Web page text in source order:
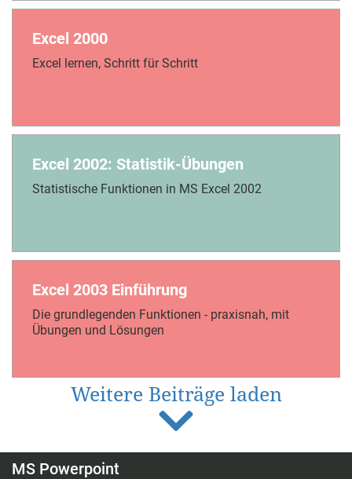
Excel 2000
Excel lernen, Schritt für Schritt
Excel 2002: Statistik-Übungen
Statistische Funktionen in MS Excel 2002
Excel 2003 Einführung
Die grundlegenden Funktionen - praxisnah, mit
Übungen und Lösungen
Weitere Beiträge laden
MS Powerpoint